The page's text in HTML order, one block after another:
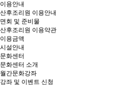
이용안내
산후조리원 이용안내
면회 및 준비물
산후조리원 이용약관
이용금액
시설안내
문화센터
문화센터 소개
월간문화강좌
강좌 및 이벤트 신청